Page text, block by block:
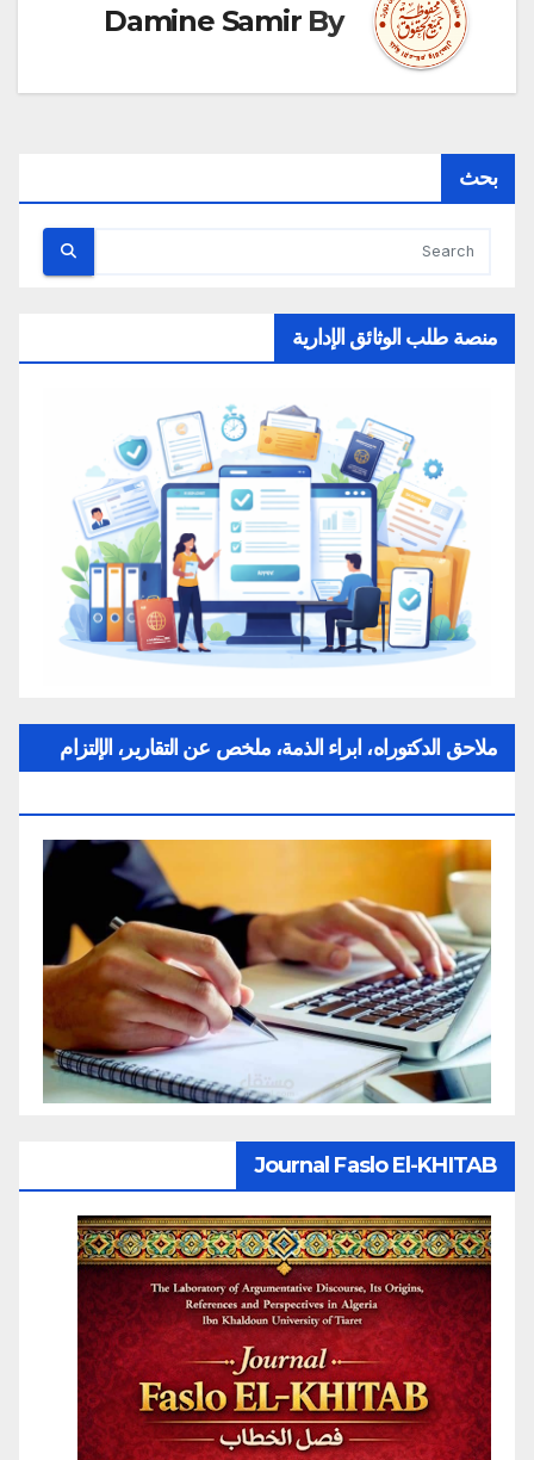
By
Damine Samir
بحث
منصة طلب الوثائق الإدارية
ملاحق الدكتوراه، ابراء الذمة، ملخص عن التقارير، الإلتزام
Journal Faslo El-KHITAB